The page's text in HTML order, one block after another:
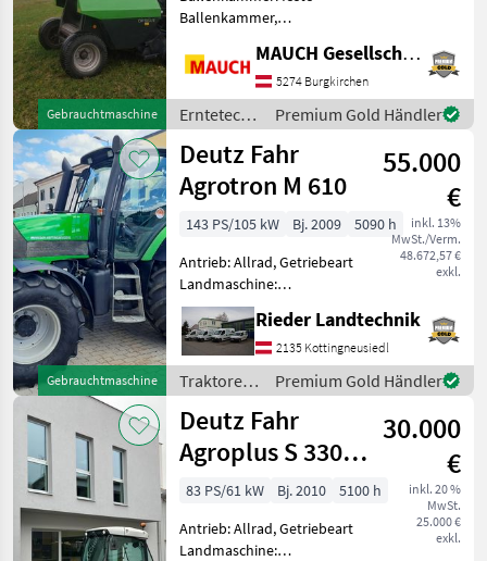
Gebrauchtmaschine
Ballenkammer,
Rollenniederhalter,
Schneidwerk Ausstattung: -
Gelenkwelle - Netzbindung
- Schneidwerk - feste
Ballenkammer - Pick
MAUCH Gesellschaft m.b.H. & Co.KG
5274 Burgkirchen
Erntetechnik
Grünland /
Deutz Fahr
Premium Gold Händler
Gebrauchtmaschine
Deutz Fahr
Agrotron M 610
55.000
€
inkl. 13%
MwSt./Verm.
48.672,57 €
exkl.
143 PS/105 kW Bj. 2009
5090 h
Antrieb: Allrad, Getriebeart
Landmaschine:
Lastschaltgetriebe,
Plattform: Kabine,
Zapfwellendrehzahl:
540/540E/1000/1000E,
Höchstgeschwindigkeit in
km/h: 50 km/h, Aufladu
Rieder Landtechnik
2135 Kottingneusiedl
Traktoren
/ Deutz
Fahr
Premium Gold Händler
Deutz Fahr
Agroplus S 330
Exclusiv
30.000
€
inkl. 20 %
MwSt.
25.000 €
exkl.
83 PS/61 kW Bj. 2010
5100 h
Antrieb: Allrad, Getriebeart
Landmaschine: